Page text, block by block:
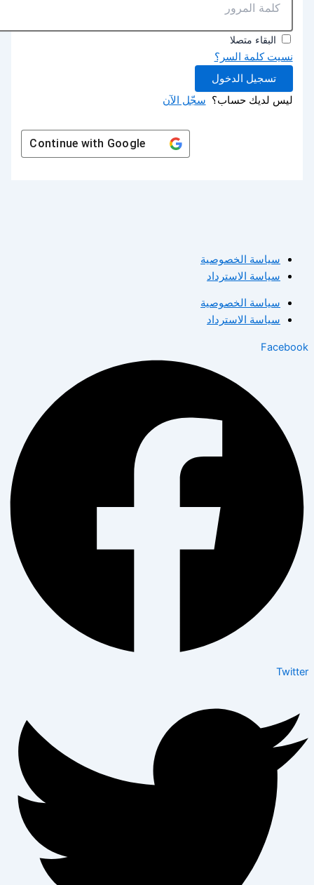
البقاء متصلا
نسيت كلمة السر؟
تسجيل الدخول
ليس لديك حساب؟ سجّل الآن
Continue withGoogle
سياسة الخصوصية
سياسة الاسترداد
سياسة الخصوصية
سياسة الاسترداد
Facebook
Twitter